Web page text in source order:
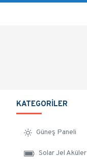
KATEGORILER
Güneş Paneli
Solar Jel Aküler